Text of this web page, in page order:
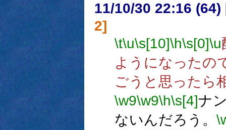
11/10/30 22:16 (64)
2]
\t\u\s[10]\h\s[0]\u
ようになったの
ごうと思ったら
\w9\w9\h\s[4]ナ
ないんだろう。